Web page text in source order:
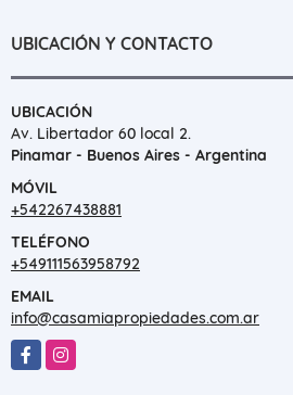
UBICACIÓN Y CONTACTO
UBICACIÓN
Av. Libertador 60 local 2.
Pinamar - Buenos Aires - Argentina
MÓVIL
+542267438881
TELÉFONO
+549111563958792
EMAIL
info@casamiapropiedades.com.ar
FacebookInstagram